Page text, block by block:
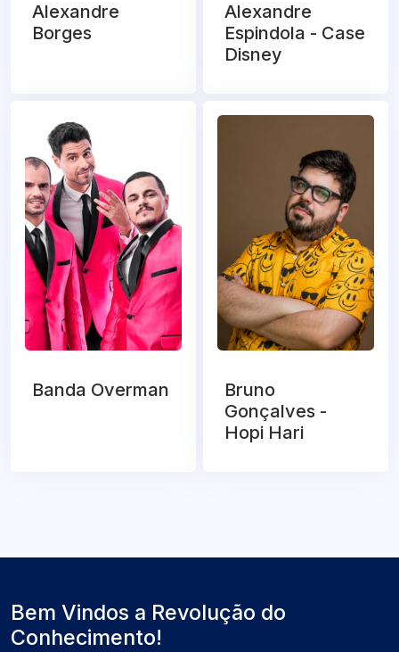
Alexandre
Borges
Alexandre
Espindola - Case
Disney
Banda Overman
Bruno
Gonçalves -
Hopi Hari
Bem Vindos a Revolução do
Conhecimento!